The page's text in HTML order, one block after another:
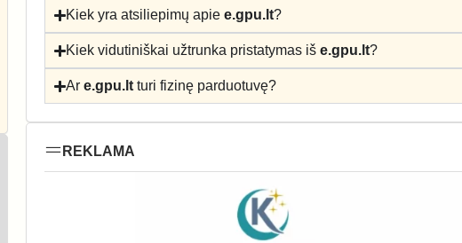
Kiek yra atsiliepimų apiee.gpu.lt?
Kiek vidutiniškai užtrunka pristatymas iše.gpu.lt?
Are.gpu.lt turi fizinę parduotuvę?
REKLAMA